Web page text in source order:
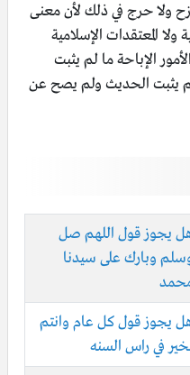
ولا حرج في ذلك لأن معنى
المعتقدات الإسلامية
الإباحة ما لم يثبت
يثبت الحديث ولم يصح عن
يجوز قول اللهم صل
وبارك على سيدنا
يجوز قول كل عام وانتم
في راس السنه